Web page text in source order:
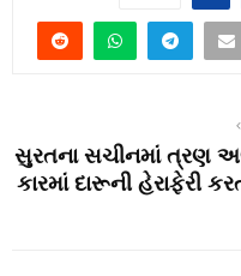
સુરતના સચીનમાં ત્રણ
કારમાં દારૂની હેરાફેરી